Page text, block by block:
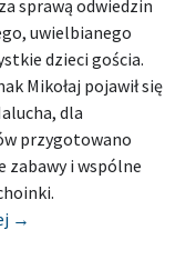
sprawą odwiedzin
uwielbianego
dzieci gościa.
Mikołaj pojawił się
dla
przygotowano
zabawy i wspólne
[Relacja] MIEJSKA I
→